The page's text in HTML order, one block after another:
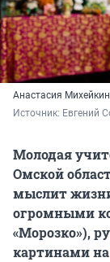
Анастасия
Источник: Евгений
Молодая
Омской
мыслит жизни
огромными
«Морозко»),
картинами